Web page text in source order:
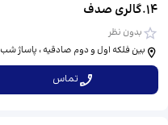
14
.گالری صدف
بدون نظر
بین فلکه اول و دوم صادقیه ، پاساژ شب
تماس